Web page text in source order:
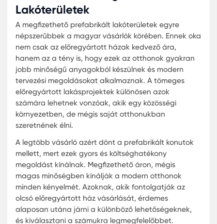
Építési Megoldások: Kedvező
Választások
A magyar ingatlanpiac egyik legújabb trendje a
prefabrikált konutok elterjedése. Ezek az
nem csak gyorsabb építési időtartamot kínálnak,
hanem általában költséghatékonyabbak is a
hagyományos építkezésekhez képest. A
megfizethető előregyártott házak kínálata egyre
bővül Magyarországon, és számos család
lakóparkok pedig új perspektívát nyitnak a
városfejlesztés területén.
Az olcsó előregyártott ház építése számos
bír, például:
Gyorsaság:A gyártási és telepítési